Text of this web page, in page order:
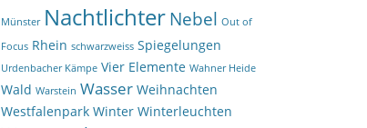
Münster NachtlichterNebel Out of
Focus Rhein schwarzweiss Spiegelungen
Urdenbacher Kämpe Vier Elemente Wahner Heide
Wald Warstein Wasser Weihnachten
Westfalenpark Winter Winterleuchten